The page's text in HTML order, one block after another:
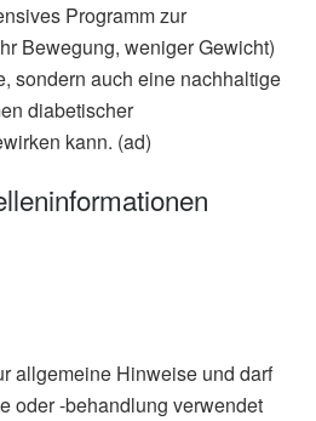
Programm zur
Bewegung, weniger Gewicht)
sondern auch eine nachhaltige
diabetischer
kann. (ad)
allgemeine Hinweise und darf
oder -behandlung verwendet